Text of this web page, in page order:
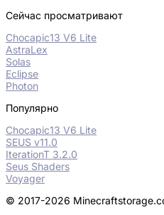
Сейчас просматривают
Chocapic13 V6 Lite
AstraLex
Solas
Eclipse
Photon
Популярно
Chocapic13 V6 Lite
SEUS v11.0
IterationT 3.2.0
Seus Shaders
Voyager
© 2017-2026